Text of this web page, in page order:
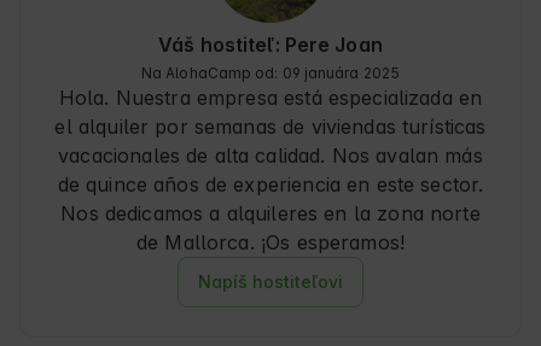
la belleza natural y la historia de Mallorca.
Váš hostiteľ: Pere Joan
Na AlohaCamp od: 09 januára 2025
Hola. Nuestra empresa está especializada en
el alquiler por semanas de viviendas turísticas
vacacionales de alta calidad. Nos avalan más
de quince años de experiencia en este sector.
Nos dedicamos a alquileres en la zona norte
de Mallorca. ¡Os esperamos!
Napíš hostiteľovi